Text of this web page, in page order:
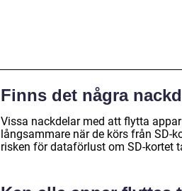
Finns det några
Vissa nackdelar med att flytta
långsammare när de körs från SD-
risken för dataförlust om SD-kortet